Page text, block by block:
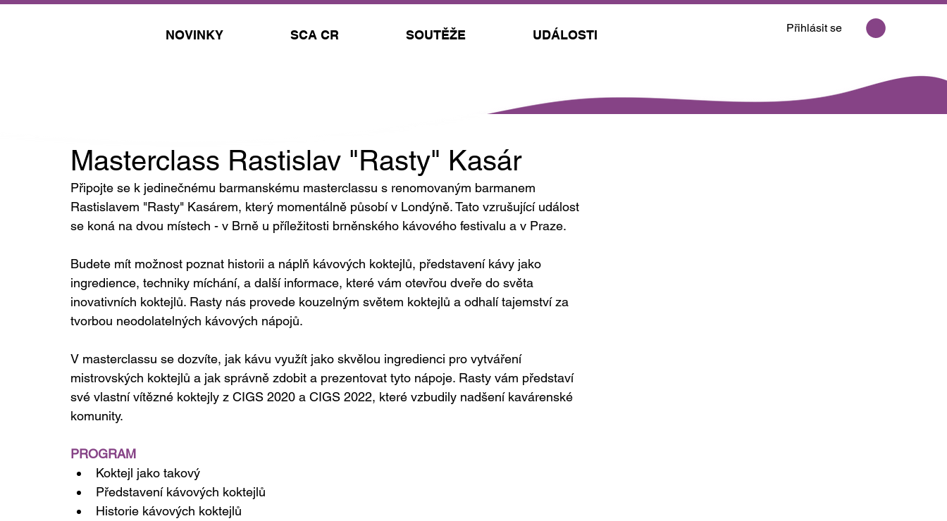
NOVINKY SCA CR SOUTĚŽE UDÁLOSTI Přihlásit se
Masterclass Rastislav "Rasty" Kasár
Připojte se k jedinečnému barmanskému masterclassu s renomovaným barmanem
Rastislavem "Rasty" Kasárem, který momentálně působí v Londýně. Tato vzrušující událost
se koná na dvou místech - v Brně u příležitosti brněnského kávového festivalu a v Praze.
Budete mít možnost poznat historii a náplň kávových koktejlů, představení kávy jako
ingredience, techniky míchání, a další informace, které vám otevřou dveře do světa
inovativních koktejlů. Rasty nás provede kouzelným světem koktejlů a odhalí tajemství za
tvorbou neodolatelných kávových nápojů.
V masterclassu se dozvíte, jak kávu využít jako skvělou ingredienci pro vytváření
mistrovských koktejlů a jak správně zdobit a prezentovat tyto nápoje. Rasty vám představí
své vlastní vítězné koktejly z CIGS 2020 a CIGS 2022, které vzbudily nadšení kavárenské
komunity.
PROGRAM
Koktejl jako takový
Představení kávových koktejlů
Historie kávových koktejlů